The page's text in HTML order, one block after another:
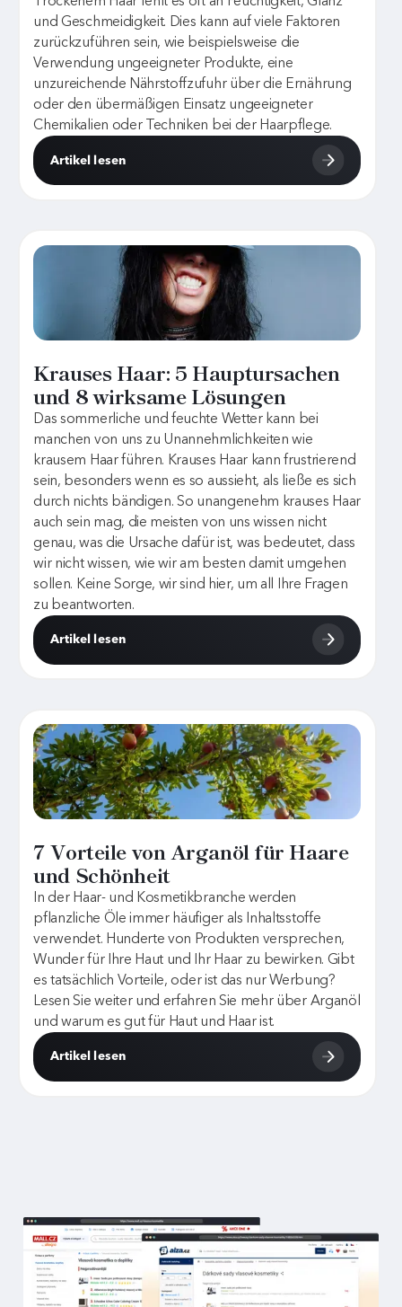
und Geschmeidigkeit. Dies kann auf viele Faktoren
zurückzuführen sein, wie beispielsweise die
Verwendung ungeeigneter Produkte, eine
unzureichende Nährstoffzufuhr über die Ernährung
oder den übermäßigen Einsatz ungeeigneter
Chemikalien oder Techniken bei der Haarpflege.
Artikel lesen
Krauses Haar: 5 Hauptursachen
und 8 wirksame Lösungen
Das sommerliche und feuchte Wetter kann bei
manchen von uns zu Unannehmlichkeiten wie
krausem Haar führen. Krauses Haar kann frustrierend
sein, besonders wenn es so aussieht, als ließe es sich
durch nichts bändigen. So unangenehm krauses Haar
auch sein mag, die meisten von uns wissen nicht
genau, was die Ursache dafür ist, was bedeutet, dass
wir nicht wissen, wie wir am besten damit umgehen
sollen. Keine Sorge, wir sind hier, um all Ihre Fragen
zu beantworten.
Artikel lesen
7 Vorteile von Arganöl für Haare
und Schönheit
In der Haar- und Kosmetikbranche werden
pflanzliche Öle immer häufiger als Inhaltsstoffe
verwendet. Hunderte von Produkten versprechen,
Wunder für Ihre Haut und Ihr Haar zu bewirken. Gibt
es tatsächlich Vorteile, oder ist das nur Werbung?
Lesen Sie weiter und erfahren Sie mehr über Arganöl
und warum es gut für Haut und Haar ist.
Artikel lesen